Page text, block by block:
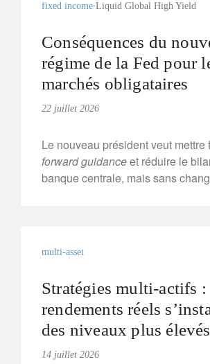
fixed income Liquid Global High Yield
Conséquences du
régime de la Fed pour
marchés obligataires
22 juillet 2026
Le nouveau président veut mettre
forward guidanceet réduire le
banque centrale, mais sans
multi-asset
Stratégies multi-actifs :
rendements réels
des niveaux plus
14 juillet 2026